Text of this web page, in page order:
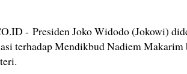
- Presiden Joko Widodo (Jokowi)
terhadap Mendikbud Nadiem Makarim